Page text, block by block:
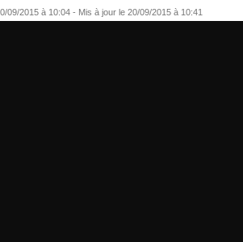
09/2015 à 10:04 - Mis à jour le 20/09/2015 à 10:41